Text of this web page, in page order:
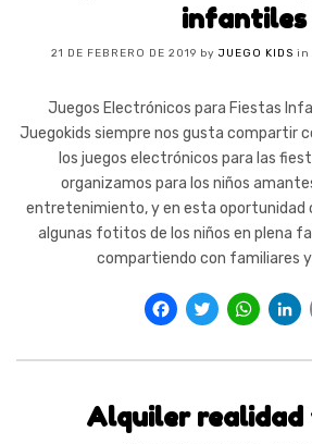
infantiles
21 DE FEBRERO DE 2019 by JUEGO KIDS in
Juegos Electrónicos para Fiestas
Juegokids siempre nos gusta compartir
los juegos electrónicos para las
organizamos para los niños
entretenimiento, y en esta oportunidad
algunas fotitos de los niños en plena
compartiendo con familiares y
Alquiler